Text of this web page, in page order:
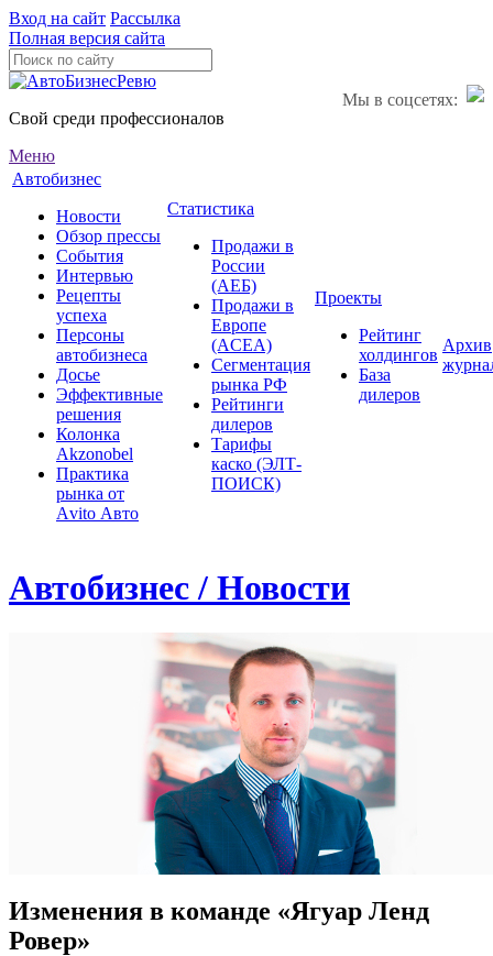
Вход на сайт Рассылка
Полная версия сайта
Мы в соцсетях:
Свой среди профессионалов
Меню
Автобизнес
Новости
Обзор прессы
События
Интервью
Рецепты
успеха
Персоны
автобизнеса
Досье
Эффективные
решения
Колонка
Akzonobel
Практика
рынка от
Аvito Авто
Статистика
Продажи в
России
(АЕБ)
Продажи в
Европе
(ACEA)
Сегментация
рынка РФ
Рейтинги
дилеров
Тарифы
каско (ЭЛТ-
ПОИСК)
Проекты
Рейтинг
холдингов
База
дилеров
Архив
Автобизнес / Новости
Изменения в команде «Ягуар Ленд
Ровер»